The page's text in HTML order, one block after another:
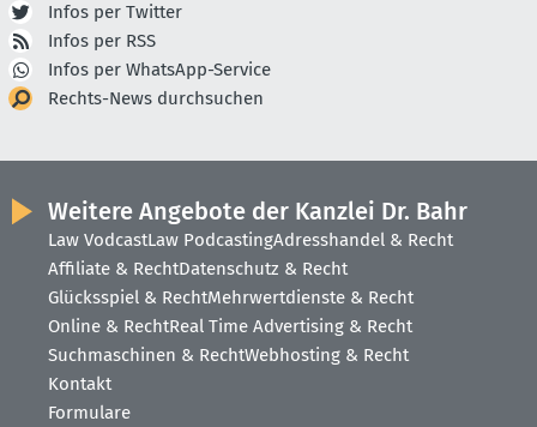
Infos per Twitter
Infos per RSS
Infos per WhatsApp-Service
Rechts-News durchsuchen
Weitere Angebote der Kanzlei Dr. Bahr
Law VodcastLaw PodcastingAdresshandel & Recht
Affiliate & RechtDatenschutz & Recht
Glücksspiel & RechtMehrwertdienste & Recht
Online & RechtReal Time Advertising & Recht
Suchmaschinen & RechtWebhosting & Recht
Kontakt
Formulare